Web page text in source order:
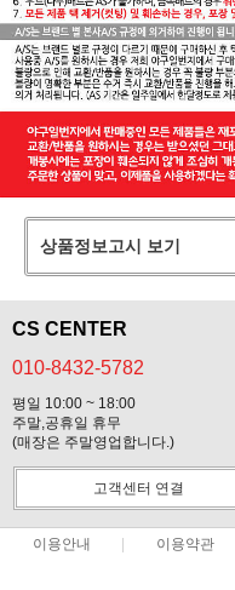
상품정보고시 보기
CS CENTER
010-8432-5782
평일 10:00 ~ 18:00
주말,공휴일 휴무
(매장은 주말영업합니다.)
고객센터 연결
이용안내 이용약관